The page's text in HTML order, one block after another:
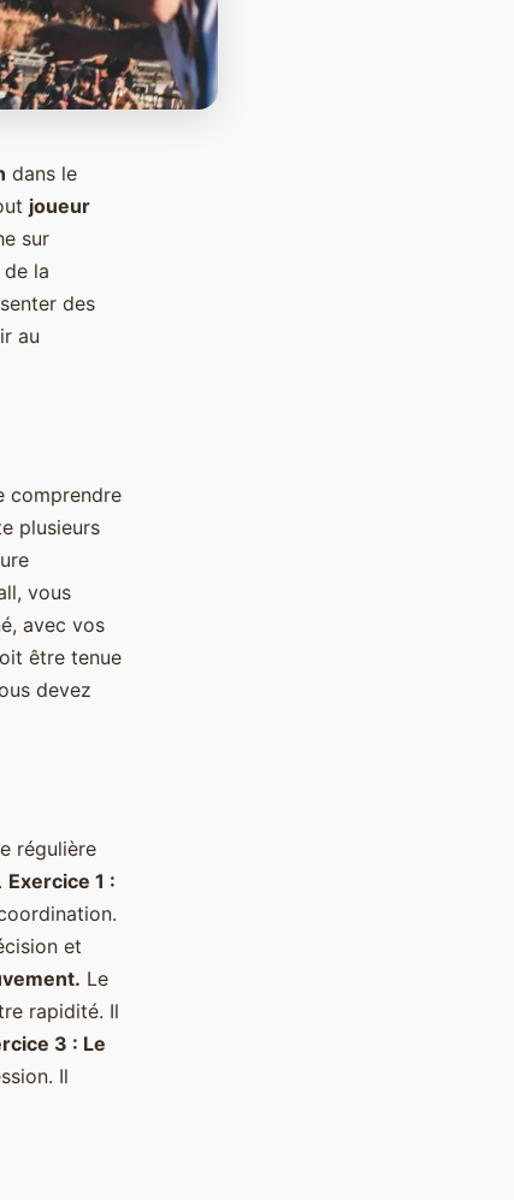
dans le
joueur
sur
de la
des
au
comprendre
plusieurs
vous
avec vos
être tenue
devez
régulière
Exercice 1 :
et
Le
rapidité. Il
3 : Le
Il